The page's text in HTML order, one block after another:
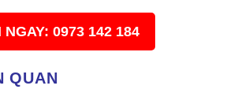
NGAY: 0973 142 184
QUAN